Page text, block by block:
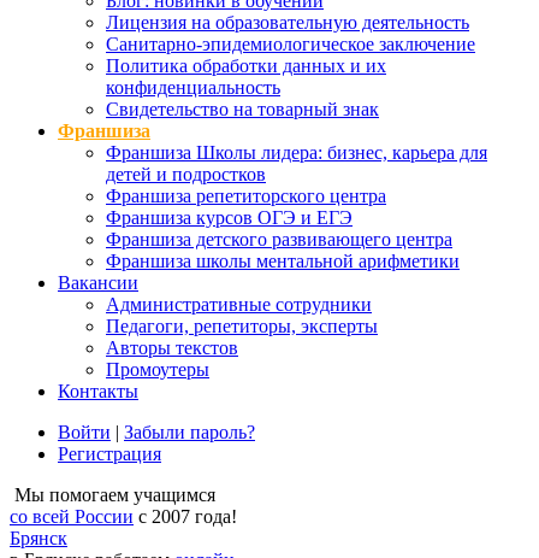
Лицензия на образовательную деятельность
Санитарно-эпидемиологическое заключение
Политика обработки данных и их
конфиденциальность
Свидетельство на товарный знак
Франшиза
Франшиза Школы лидера: бизнес, карьера для
детей и подростков
Франшиза репетиторского центра
Франшиза курсов ОГЭ и ЕГЭ
Франшиза детского развивающего центра
Франшиза школы ментальной арифметики
Вакансии
Административные сотрудники
Педагоги, репетиторы, эксперты
Авторы текстов
Промоутеры
Контакты
Войти | Забыли пароль?
Регистрация
Мы помогаем учащимся
со всей России с 2007 года!
Брянск